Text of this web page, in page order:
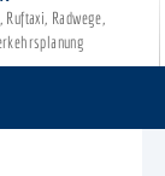
Ruftaxi, Radwege,